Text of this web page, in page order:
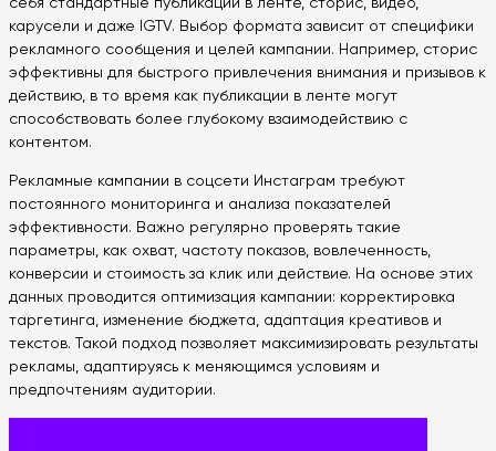
себя стандартные публикации в ленте, сторис, видео,
карусели и даже IGTV. Выбор формата зависит от специфики
рекламного сообщения и целей кампании. Например, сторис
эффективны для быстрого привлечения внимания и призывов к
действию, в то время как публикации в ленте могут
способствовать более глубокому взаимодействию с
контентом.
Рекламные кампании в соцсети Инстаграм требуют
постоянного мониторинга и анализа показателей
эффективности. Важно регулярно проверять такие
параметры, как охват, частоту показов, вовлеченность,
конверсии и стоимость за клик или действие. На основе этих
данных проводится оптимизация кампании: корректировка
таргетинга, изменение бюджета, адаптация креативов и
текстов. Такой подход позволяет максимизировать результаты
рекламы, адаптируясь к меняющимся условиям и
предпочтениям аудитории.